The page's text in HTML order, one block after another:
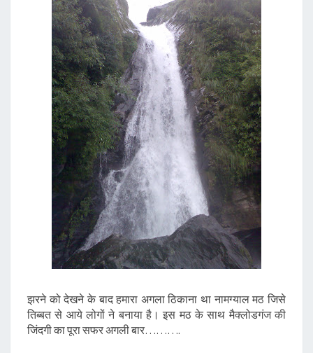
झरने को देखने के बाद हमारा अगला ठिकाना था नामग्याल मठ जिसे
तिब्बत से आये लोगों ने बनाया है। इस मठ के साथ मैक्लोडगंज की
जिंदगी का पूरा सफर अगली बार……….